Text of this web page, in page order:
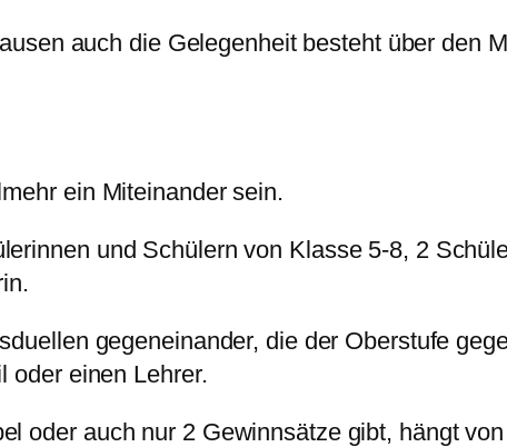
auch die Gelegenheit besteht über den
ein Miteinander sein.
und Schülern von Klasse 5-8, 2
gegeneinander, die der Oberstufe
oder einen Lehrer.
oder auch nur 2 Gewinnsätze gibt, hängt